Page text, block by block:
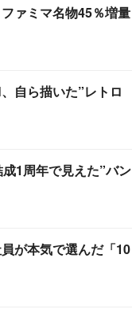
ァミマ名物45％増量
自ら描いた”レトロ
1周年で見えた”バン
が本気で選んだ「10